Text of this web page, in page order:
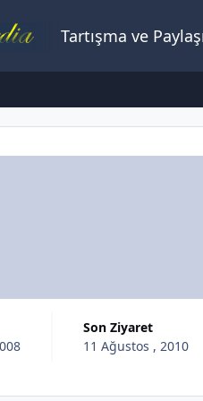
Tartışma ve
Son Ziyaret
11 Ağustos , 2010